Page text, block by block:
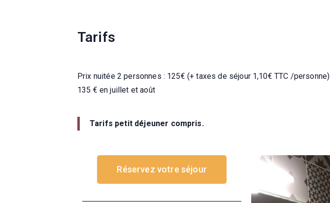
Tarifs
Prix nuitée 2 personnes : 125€ (+ taxes de séjour 1,10€ TTC /personne)
135 € en juillet et août
Tarifs petit déjeuner compris.
Réservez votre séjour